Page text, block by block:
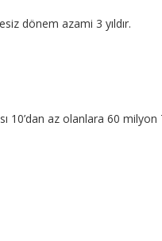
dönem azami 3 yıldır.
10’dan az olanlara 60